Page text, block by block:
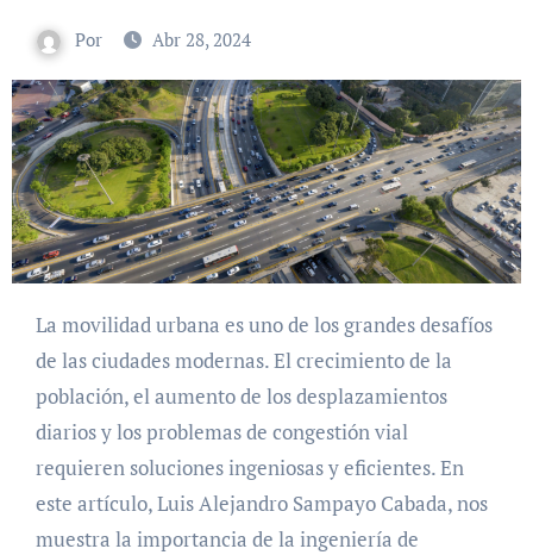
Por Abr 28, 2024
La movilidad urbana es uno de los grandes desafíos
de las ciudades modernas. El crecimiento de la
población, el aumento de los desplazamientos
diarios y los problemas de congestión vial
requieren soluciones ingeniosas y eficientes. En
este artículo, Luis Alejandro Sampayo Cabada, nos
muestra la importancia de la ingeniería de